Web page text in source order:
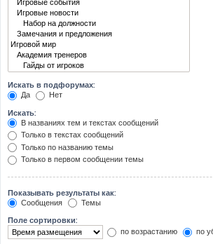
Искать в подфорумах:
Да
Нет
Искать:
В названиях тем и текстах сообщений
Только в текстах сообщений
Только по названию темы
Только в первом сообщении темы
Показывать результаты как:
Сообщения
Темы
Поле сортировки:
по возрастанию
по